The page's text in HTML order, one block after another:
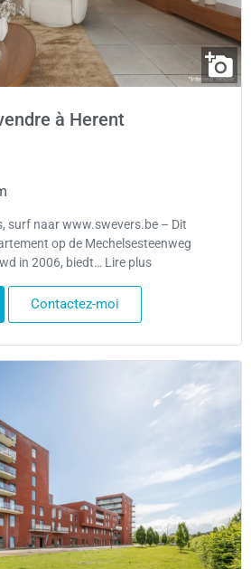
à Herent
surf naar www.swevers.be – Dit
op de Mechelsesteenweg
in 2006, biedt… Lire plus
Contactez-moi